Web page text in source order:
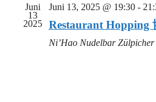
Juni
13
2025
Juni 13, 2025 @ 19:30-
Restaurant Hopping
Ni’Hao NudelbarZülpicher